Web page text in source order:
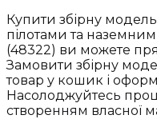
Купити збірну
пілотами та
(48322) ви можете
Замовити збірну
товар у кошик і
Насолоджуйтесь
створенням власної